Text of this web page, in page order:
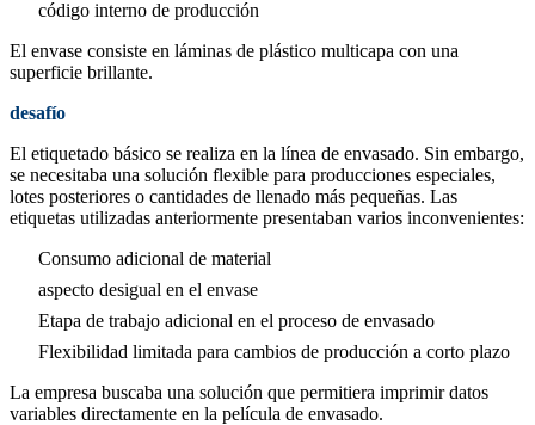
código interno de producción
El envase consiste en láminas de plástico multicapa con una
superficie brillante.
desafío
El etiquetado básico se realiza en la línea de envasado. Sin embargo,
se necesitaba una solución flexible para producciones especiales,
lotes posteriores o cantidades de llenado más pequeñas. Las
etiquetas utilizadas anteriormente presentaban varios inconvenientes:
Consumo adicional de material
aspecto desigual en el envase
Etapa de trabajo adicional en el proceso de envasado
Flexibilidad limitada para cambios de producción a corto plazo
La empresa buscaba una solución que permitiera imprimir datos
variables directamente en la película de envasado.